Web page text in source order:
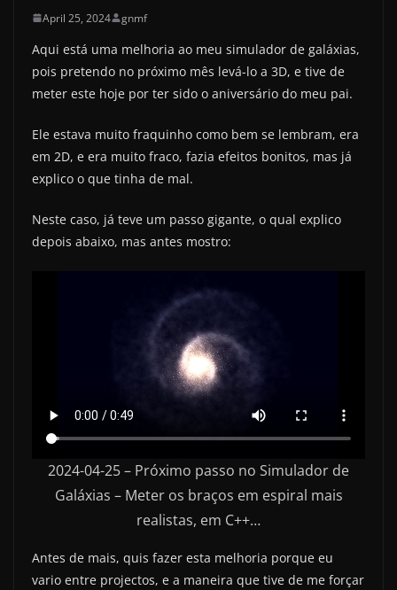
April 25, 2024 gnmf
Aqui está uma melhoria ao meu simulador de galáxias,
pois pretendo no próximo mês levá-lo a 3D, e tive de
meter este hoje por ter sido o aniversário do meu pai.
Ele estava muito fraquinho como bem se lembram, era
em 2D, e era muito fraco, fazia efeitos bonitos, mas já
explico o que tinha de mal.
Neste caso, já teve um passo gigante, o qual explico
depois abaixo, mas antes mostro:
2024-04-25 – Próximo passo no Simulador de
Galáxias – Meter os braços em espiral mais
realistas, em C++…
Antes de mais, quis fazer esta melhoria porque eu
vario entre projectos, e a maneira que tive de me forçar